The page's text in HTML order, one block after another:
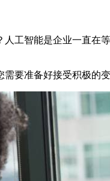
工智能是企业一直在
要准备好接受积极的变